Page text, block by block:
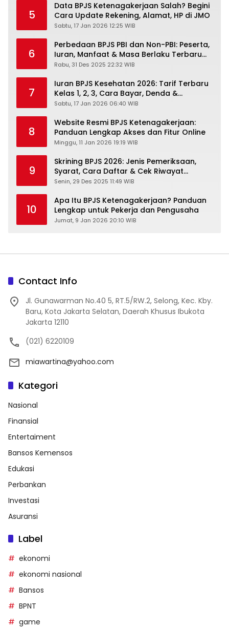
5
Data BPJS Ketenagakerjaan Salah? Begini
Cara Update Rekening, Alamat, HP di JMO
Sabtu, 17 Jan 2026 12:25 WIB
6
Perbedaan BPJS PBI dan Non-PBI: Peserta,
Iuran, Manfaat & Masa Berlaku Terbaru
2026
Rabu, 31 Des 2025 22:32 WIB
7
Iuran BPJS Kesehatan 2026: Tarif Terbaru
Kelas 1, 2, 3, Cara Bayar, Denda &
Panduan Lengkap Peserta JKN-KIS
Sabtu, 17 Jan 2026 06:40 WIB
8
Website Resmi BPJS Ketenagakerjaan:
Panduan Lengkap Akses dan Fitur Online
Minggu, 11 Jan 2026 19:19 WIB
9
Skrining BPJS 2026: Jenis Pemeriksaan,
Syarat, Cara Daftar & Cek Riwayat
Kesehatan Gratis
Senin, 29 Des 2025 11:49 WIB
10
Apa Itu BPJS Ketenagakerjaan? Panduan
Lengkap untuk Pekerja dan Pengusaha
Jumat, 9 Jan 2026 20:10 WIB
Contact Info
Jl. Gunawarman No.40 5, RT.5/RW.2, Selong, Kec. Kby.
Baru, Kota Jakarta Selatan, Daerah Khusus Ibukota
Jakarta 12110
(021) 6220109
miawartina@yahoo.com
Kategori
Nasional
Finansial
Entertaiment
Bansos Kemensos
Edukasi
Perbankan
Investasi
Asuransi
Label
ekonomi
ekonomi nasional
Bansos
BPNT
game